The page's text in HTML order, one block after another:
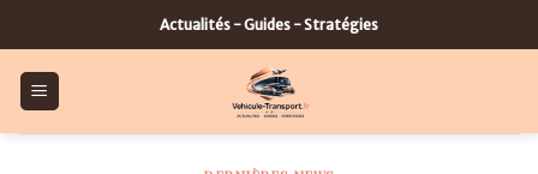
to
content
Actualités - Guides - Stratégies